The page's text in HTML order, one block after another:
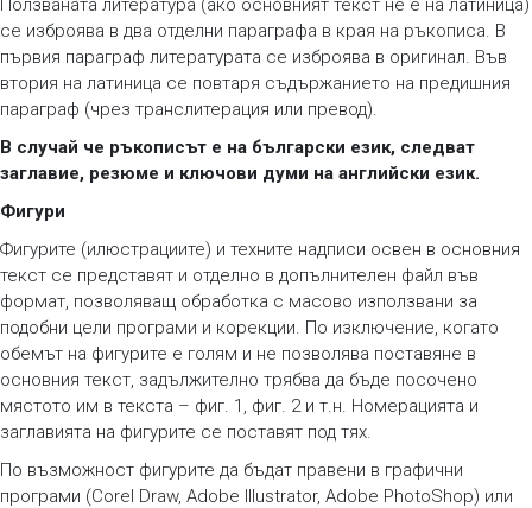
Ползваната литература (ако основният текст не е на латиница)
се изброява в два отделни параграфа в края на ръкописа. В
първия параграф литературата се изброява в оригинал. Във
втория на латиница се повтаря съдържанието на предишния
параграф (чрез транслитерация или превод).
В случай че ръкописът е на български език, следват
заглавие, резюме и ключови думи на английски език.
Фигури
Фигурите (илюстрациите) и техните надписи освен в основния
текст се представят и отделно в допълнителен файл във
формат, позволяващ обработка с масово използвани за
подобни цели програми и корекции. По изключение, когато
обемът на фигурите е голям и не позволява поставяне в
основния текст, задължително трябва да бъде посочено
мястото им в текста – фиг. 1, фиг. 2 и т.н. Номерацията и
заглавията на фигурите се поставят под тях.
По възможност фигурите да бъдат правени в графични
програми (Corel Draw, Adobe Illustrator, Adobe PhotoShop) или